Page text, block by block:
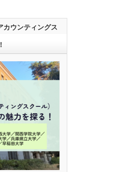
カウンティングス